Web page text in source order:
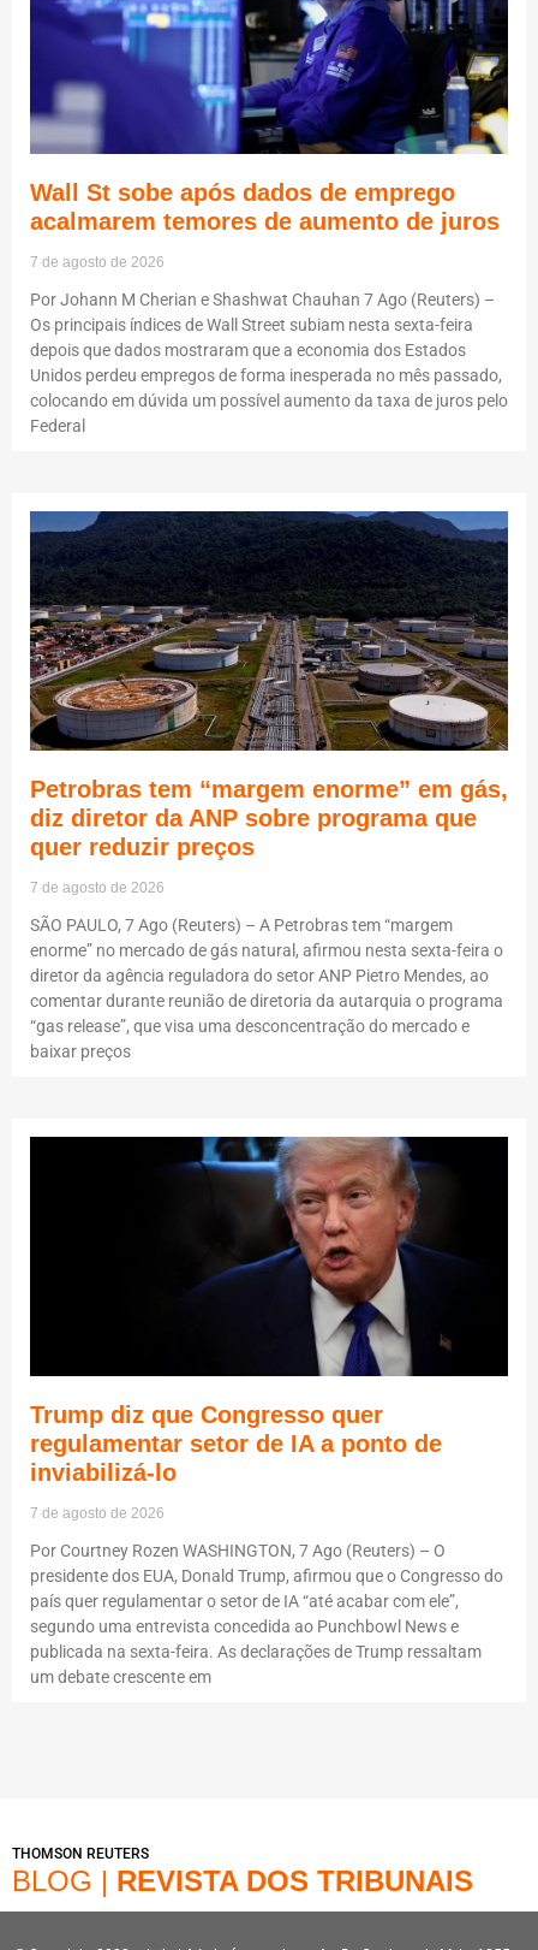
Wall St sobe após dados de emprego
acalmarem temores de aumento de juros
7 de agosto de 2026
Por Johann M Cherian e Shashwat Chauhan 7 Ago (Reuters) –
Os principais índices de Wall Street subiam nesta sexta-feira
depois que dados mostraram que a economia dos Estados
Unidos perdeu empregos de forma inesperada no mês passado,
colocando em dúvida um possível aumento da taxa de juros pelo
Federal
Petrobras tem “margem enorme” em gás,
diz diretor da ANP sobre programa que
quer reduzir preços
7 de agosto de 2026
SÃO PAULO, 7 Ago (Reuters) – A Petrobras tem “margem
enorme” no mercado de gás natural, afirmou nesta sexta-feira o
diretor da agência reguladora do setor ANP Pietro Mendes, ao
comentar durante reunião de diretoria da autarquia o programa
“gas release”, que visa uma desconcentração do mercado e
baixar preços
Trump diz que Congresso quer
regulamentar setor de IA a ponto de
inviabilizá-lo
7 de agosto de 2026
Por Courtney Rozen WASHINGTON, 7 Ago (Reuters) – O
presidente dos EUA, Donald Trump, afirmou que o Congresso do
país quer regulamentar o setor de IA “até acabar com ele”,
segundo uma entrevista concedida ao Punchbowl News e
publicada na sexta-feira. As declarações de Trump ressaltam
um debate crescente em
THOMSON REUTERS
BLOG | REVISTA DOS TRIBUNAIS